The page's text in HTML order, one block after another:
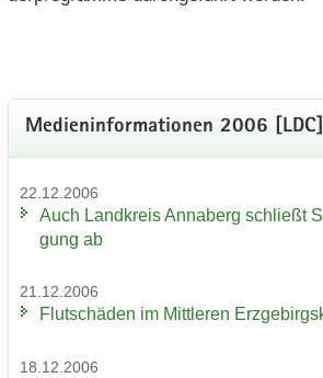
Me­di­en­in­for­ma­tio­nen 2006 [LDC]
22.12.2006
Auch Land­kreis An­na­berg schließt
gung ab
21.12.2006
Flut­schä­den im Mitt­le­ren
18.12.2006